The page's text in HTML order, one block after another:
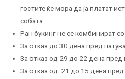
гостите ќе мора да ја платат
собата.
Ран букинг не се комбинират
За отказ до 30 дена пред
За отказ од 29 до 22 дена
За отказ од 21 до 15 дена